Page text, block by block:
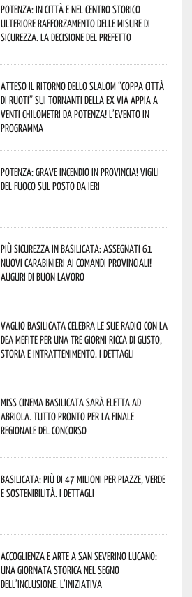
Potenza: in città e nel centro storico
ulteriore rafforzamento delle misure di
sicurezza. La decisione del Prefetto
Atteso il ritorno dello slalom “Coppa Città
di Ruoti” sui tornanti della ex via Appia a
venti chilometri da Potenza! L’evento in
programma
Potenza: grave incendio in Provincia! Vigili
del fuoco sul posto da ieri
Più sicurezza in Basilicata: assegnati 61
nuovi Carabinieri ai Comandi provinciali!
Auguri di buon lavoro
Vaglio Basilicata celebra le sue radici con la
Dea Mefite per una tre giorni ricca di gusto,
storia e intrattenimento. I dettagli
Miss Cinema Basilicata sarà eletta ad
Abriola. Tutto pronto per la finale
regionale del concorso
Basilicata: più di 47 milioni per piazze, verde
e sostenibilità. I dettagli
Accoglienza e arte a San Severino Lucano:
una giornata storica nel segno
dell’inclusione. L’iniziativa